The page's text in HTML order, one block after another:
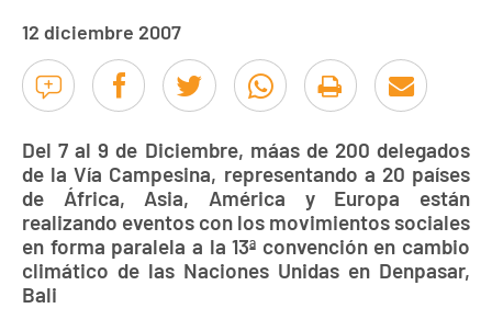
12 diciembre 2007
Del 7 al 9 de Diciembre, máas de 200 delegados
de la Vía Campesina, representando a 20 países
de África, Asia, América y Europa están
realizando eventos con los movimientos sociales
en forma paralela a la 13ª convención en cambio
climático de las Naciones Unidas en Denpasar,
Bali